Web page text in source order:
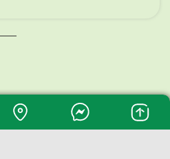
Sistar Vietnam.All Rights